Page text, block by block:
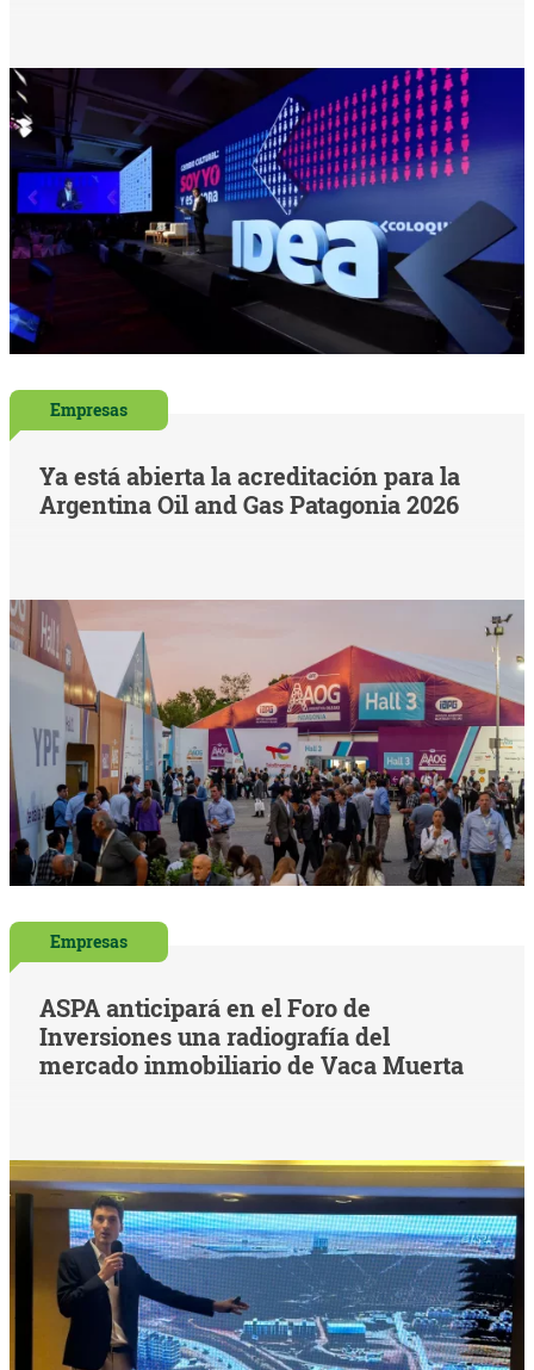
Empresas
Ya está abierta la acreditación para la
Argentina Oil and Gas Patagonia 2026
Empresas
ASPA anticipará en el Foro de
Inversiones una radiografía del
mercado inmobiliario de Vaca Muerta